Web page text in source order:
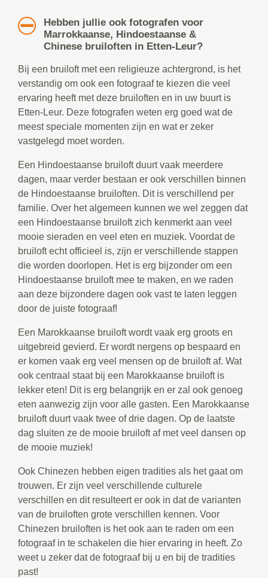
Hebben jullie ook fotografen voor
Marrokkaanse, Hindoestaanse &
Chinese bruiloften in Etten-Leur?
Bij een bruiloft met een religieuze achtergrond, is het
verstandig om ook een fotograaf te kiezen die veel
ervaring heeft met deze bruiloften en in uw buurt is
Etten-Leur. Deze fotografen weten erg goed wat de
meest speciale momenten zijn en wat er zeker
vastgelegd moet worden.
Een Hindoestaanse bruiloft duurt vaak meerdere
dagen, maar verder bestaan er ook verschillen binnen
de Hindoestaanse bruiloften. Dit is verschillend per
familie. Over het algemeen kunnen we wel zeggen dat
een Hindoestaanse bruiloft zich kenmerkt aan veel
mooie sieraden en veel eten en muziek. Voordat de
bruiloft echt officieel is, zijn er verschillende stappen
die worden doorlopen. Het is erg bijzonder om een
Hindoestaanse bruiloft mee te maken, en we raden
aan deze bijzondere dagen ook vast te laten leggen
door de juiste fotograaf!
Een Marokkaanse bruiloft wordt vaak erg groots en
uitgebreid gevierd. Er wordt nergens op bespaard en
er komen vaak erg veel mensen op de bruiloft af. Wat
ook centraal staat bij een Marokkaanse bruiloft is
lekker eten! Dit is erg belangrijk en er zal ook genoeg
eten aanwezig zijn voor alle gasten. Een Marokkaanse
bruiloft duurt vaak twee of drie dagen. Op de laatste
dag sluiten ze de mooie bruiloft af met veel dansen op
de mooie muziek!
Ook Chinezen hebben eigen tradities als het gaat om
trouwen. Er zijn veel verschillende culturele
verschillen en dit resulteert er ook in dat de varianten
van de bruiloften grote verschillen kennen. Voor
Chinezen bruiloften is het ook aan te raden om een
fotograaf in te schakelen die hier ervaring in heeft. Zo
weet u zeker dat de fotograaf bij u en bij de tradities
past!